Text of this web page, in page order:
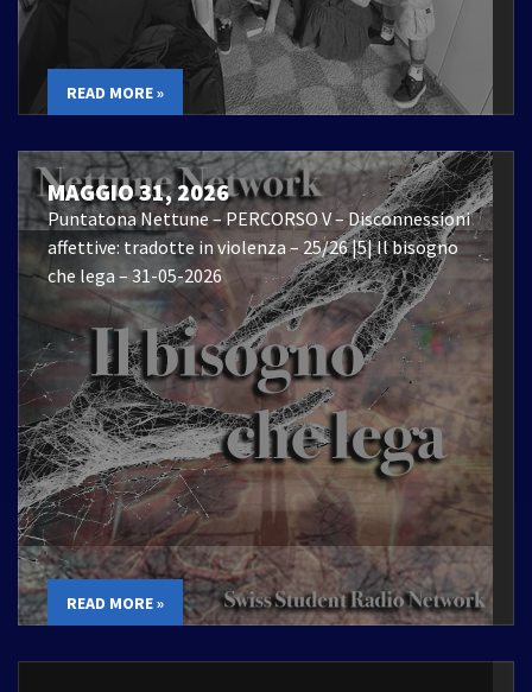
READ MORE »
MAGGIO 31, 2026
Puntatona Nettune – PERCORSO V – Disconnessioni
affettive: tradotte in violenza – 25/26 |5| Il bisogno
che lega – 31-05-2026
READ MORE »